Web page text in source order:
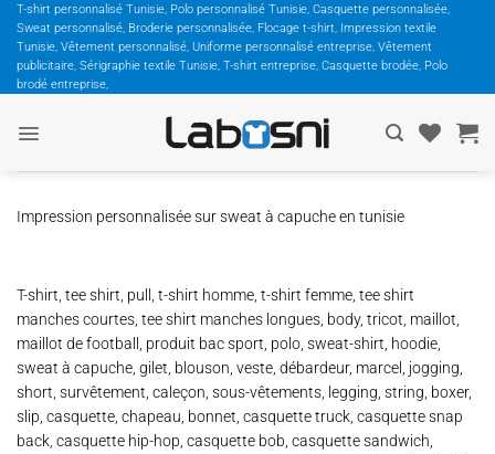
Passer
contenu
T-shirt personnalisé Tunisie, Polo personnalisé Tunisie, Casquette personnalisée,
Sweat personnalisé, Broderie personnalisée, Flocage t-shirt, Impression textile
Tunisie, Vêtement personnalisé, Uniforme personnalisé entreprise, Vêtement
publicitaire, Sérigraphie textile Tunisie, T-shirt entreprise, Casquette brodée, Polo
brodé entreprise,
Impression personnalisée sur sweat à capuche en tunisie
T-shirt, tee shirt, pull, t-shirt homme, t-shirt femme, tee shirt
manches courtes, tee shirt manches longues, body, tricot, maillot,
maillot de football, produit bac sport, polo, sweat-shirt, hoodie,
sweat à capuche, gilet, blouson, veste, débardeur, marcel, jogging,
short, survêtement, caleçon, sous-vêtements, legging, string, boxer,
slip, casquette, chapeau, bonnet, casquette truck, casquette snap
back, casquette hip-hop, casquette bob, casquette sandwich,